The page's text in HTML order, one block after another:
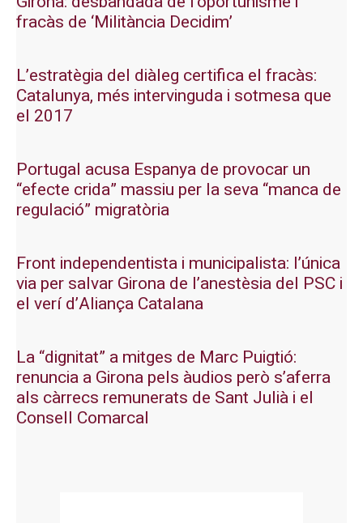
fracàs de ‘Militància Decidim’
L’estratègia del diàleg certifica el fracàs:
Catalunya, més intervinguda i sotmesa que
el 2017
Portugal acusa Espanya de provocar un
“efecte crida” massiu per la seva “manca de
regulació” migratòria
Front independentista i municipalista: l’única
via per salvar Girona de l’anestèsia del PSC i
el verí d’Aliança Catalana
La “dignitat” a mitges de Marc Puigtió:
renuncia a Girona pels àudios però s’aferra
als càrrecs remunerats de Sant Julià i el
Consell Comarcal